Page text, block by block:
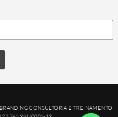
CONSULTORIA E TREINAMENTO